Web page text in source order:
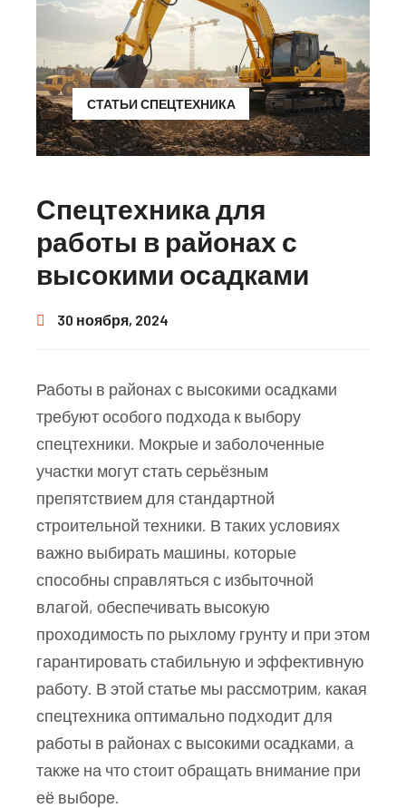
СТАТЬИ СПЕЦТЕХНИКА
Спецтехника для
работы в районах с
высокими осадками
30 ноября, 2024
Работы в районах с высокими осадками
требуют особого подхода к выбору
спецтехники. Мокрые и заболоченные
участки могут стать серьёзным
препятствием для стандартной
строительной техники. В таких условиях
важно выбирать машины, которые
способны справляться с избыточной
влагой, обеспечивать высокую
проходимость по рыхлому грунту и при этом
гарантировать стабильную и эффективную
работу. В этой статье мы рассмотрим, какая
спецтехника оптимально подходит для
работы в районах с высокими осадками, а
также на что стоит обращать внимание при
её выборе.